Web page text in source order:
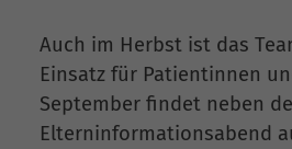
Auch im Herbst ist das
Einsatz für Patientinnen
September findet neben
Elterninformationsabend